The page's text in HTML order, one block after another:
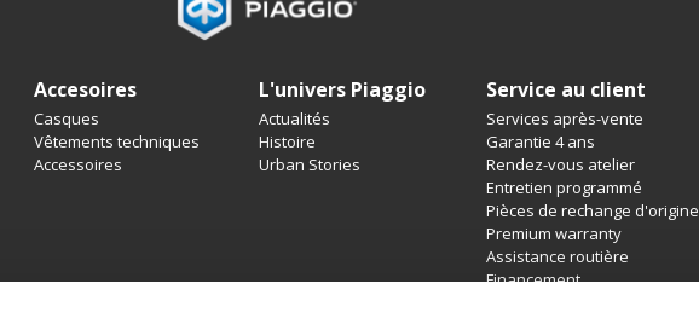
Accesoires
Casques
Vêtements techniques
Accessoires
L'univers Piaggio
Actualités
Histoire
Urban Stories
Service au client
Services après-vente
Garantie 4 ans
Rendez-vous atelier
Entretien programmé
Pièces de rechange d'origine
Premium warranty
Assistance routière
Financement